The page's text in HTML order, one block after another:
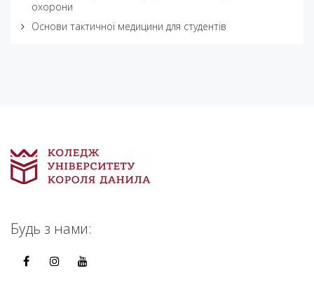
охорони
Основи тактичної медицини для студентів
Будь з нами: